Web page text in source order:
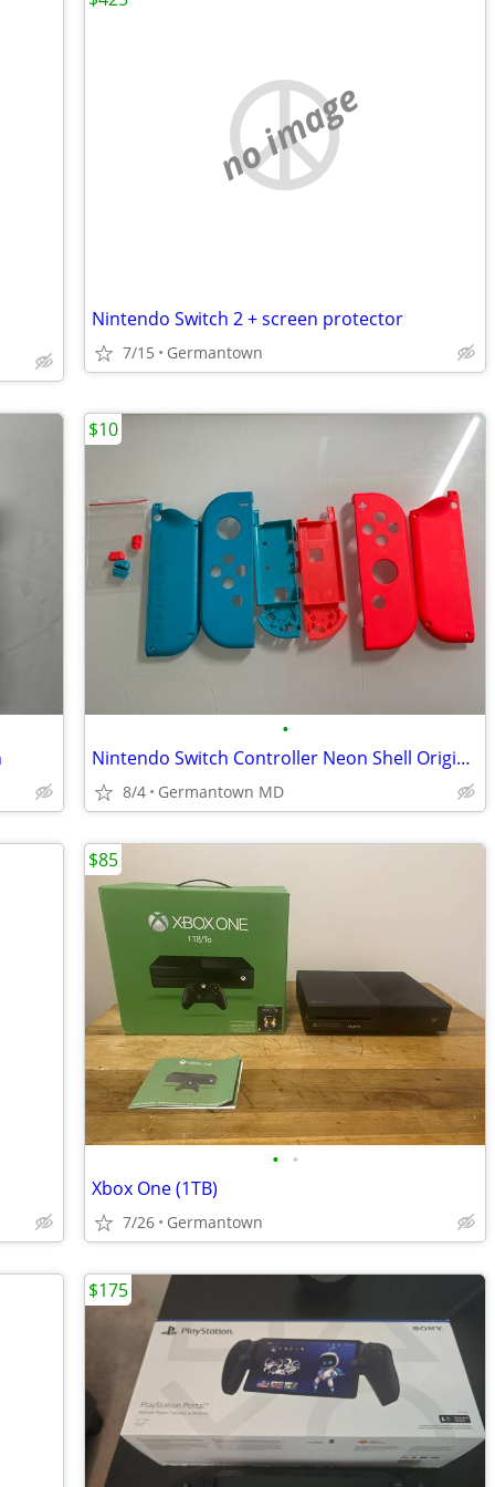
no image
Nintendo Switch 2 + screen protector
7/15 Germantown
•
Nintendo Switch Controller Neon Shell Original Replacement
8/4 Germantown MD
$10
• •
Xbox One (1TB)
7/26 Germantown
$85
$175